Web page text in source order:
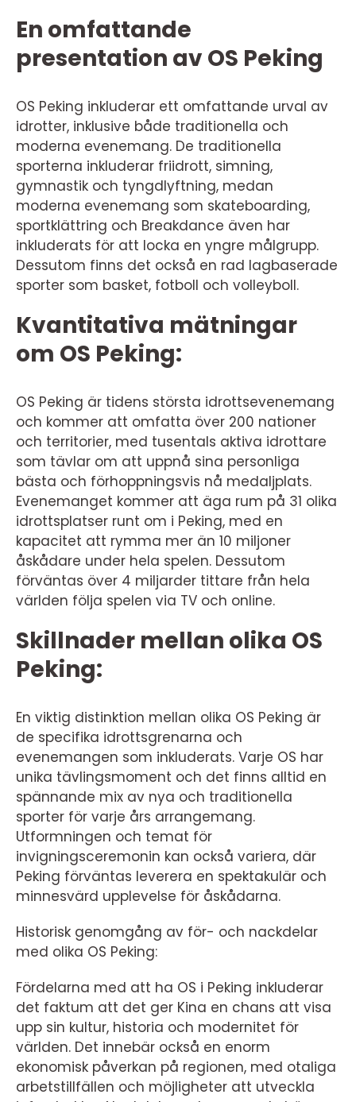
En omfattande
presentation av OS Peking
OS Peking inkluderar ett omfattande urval av
idrotter, inklusive både traditionella och
moderna evenemang. De traditionella
sporterna inkluderar friidrott, simning,
gymnastik och tyngdlyftning, medan
moderna evenemang som skateboarding,
sportklättring och Breakdance även har
inkluderats för att locka en yngre målgrupp.
Dessutom finns det också en rad lagbaserade
sporter som basket, fotboll och volleyboll.
Kvantitativa mätningar
om OS Peking:
OS Peking är tidens största idrottsevenemang
och kommer att omfatta över 200 nationer
och territorier, med tusentals aktiva idrottare
som tävlar om att uppnå sina personliga
bästa och förhoppningsvis nå medaljplats.
Evenemanget kommer att äga rum på 31 olika
idrottsplatser runt om i Peking, med en
kapacitet att rymma mer än 10 miljoner
åskådare under hela spelen. Dessutom
förväntas över 4 miljarder tittare från hela
världen följa spelen via TV och online.
Skillnader mellan olika OS
Peking:
En viktig distinktion mellan olika OS Peking är
de specifika idrottsgrenarna och
evenemangen som inkluderats. Varje OS har
unika tävlingsmoment och det finns alltid en
spännande mix av nya och traditionella
sporter för varje års arrangemang.
Utformningen och temat för
invigningsceremonin kan också variera, där
Peking förväntas leverera en spektakulär och
minnesvärd upplevelse för åskådarna.
Historisk genomgång av för- och nackdelar
med olika OS Peking:
Fördelarna med att ha OS i Peking inkluderar
det faktum att det ger Kina en chans att visa
upp sin kultur, historia och modernitet för
världen. Det innebär också en enorm
ekonomisk påverkan på regionen, med otaliga
arbetstillfällen och möjligheter att utveckla